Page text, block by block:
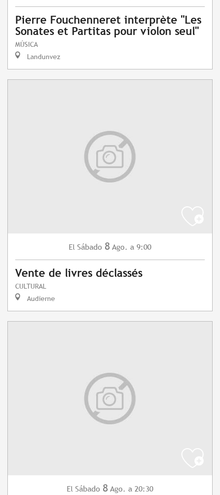
Pierre Fouchenneret interprète "Les
Sonates et Partitas pour violon seul"
MÚSICA
Landunvez
El Sábado 8 Ago. a 9:00
Vente de livres déclassés
CULTURAL
Audierne
El Sábado 8 Ago. a 20:30